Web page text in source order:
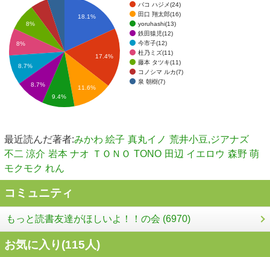
バコ ハジメ(24)
田口 翔太郎(16)
yoruhashi(13)
鉄田猿児(12)
今市子(12)
杜乃ミズ(11)
藤本 タツキ(11)
コノシマ ルカ(7)
泉 朝樹(7)
18.1%
17.4%
11.6%
8%
8%
8.7%
8.7%
9.4%
最近読んだ著者:みかわ 絵子 真丸イノ 荒井小豆,ジアナズ
不二 涼介 岩本 ナオ ＴＯＮＯ TONO 田辺 イエロウ 森野 萌
モクモク れん
コミュニティ
もっと読書友達がほしいよ！！の会 (6970)
お気に入り(115人)